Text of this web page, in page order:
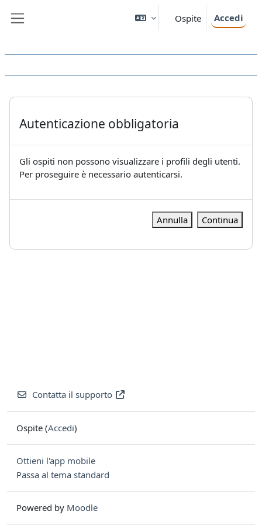
Ospite Accedi
Autenticazione obbligatoria
Gli ospiti non possono visualizzare i profili degli utenti.
Per proseguire è necessario autenticarsi.
Annulla Continua
Contatta il supporto
Ospite (Accedi)
Ottieni l'app mobile
Passa al tema standard
Powered by Moodle